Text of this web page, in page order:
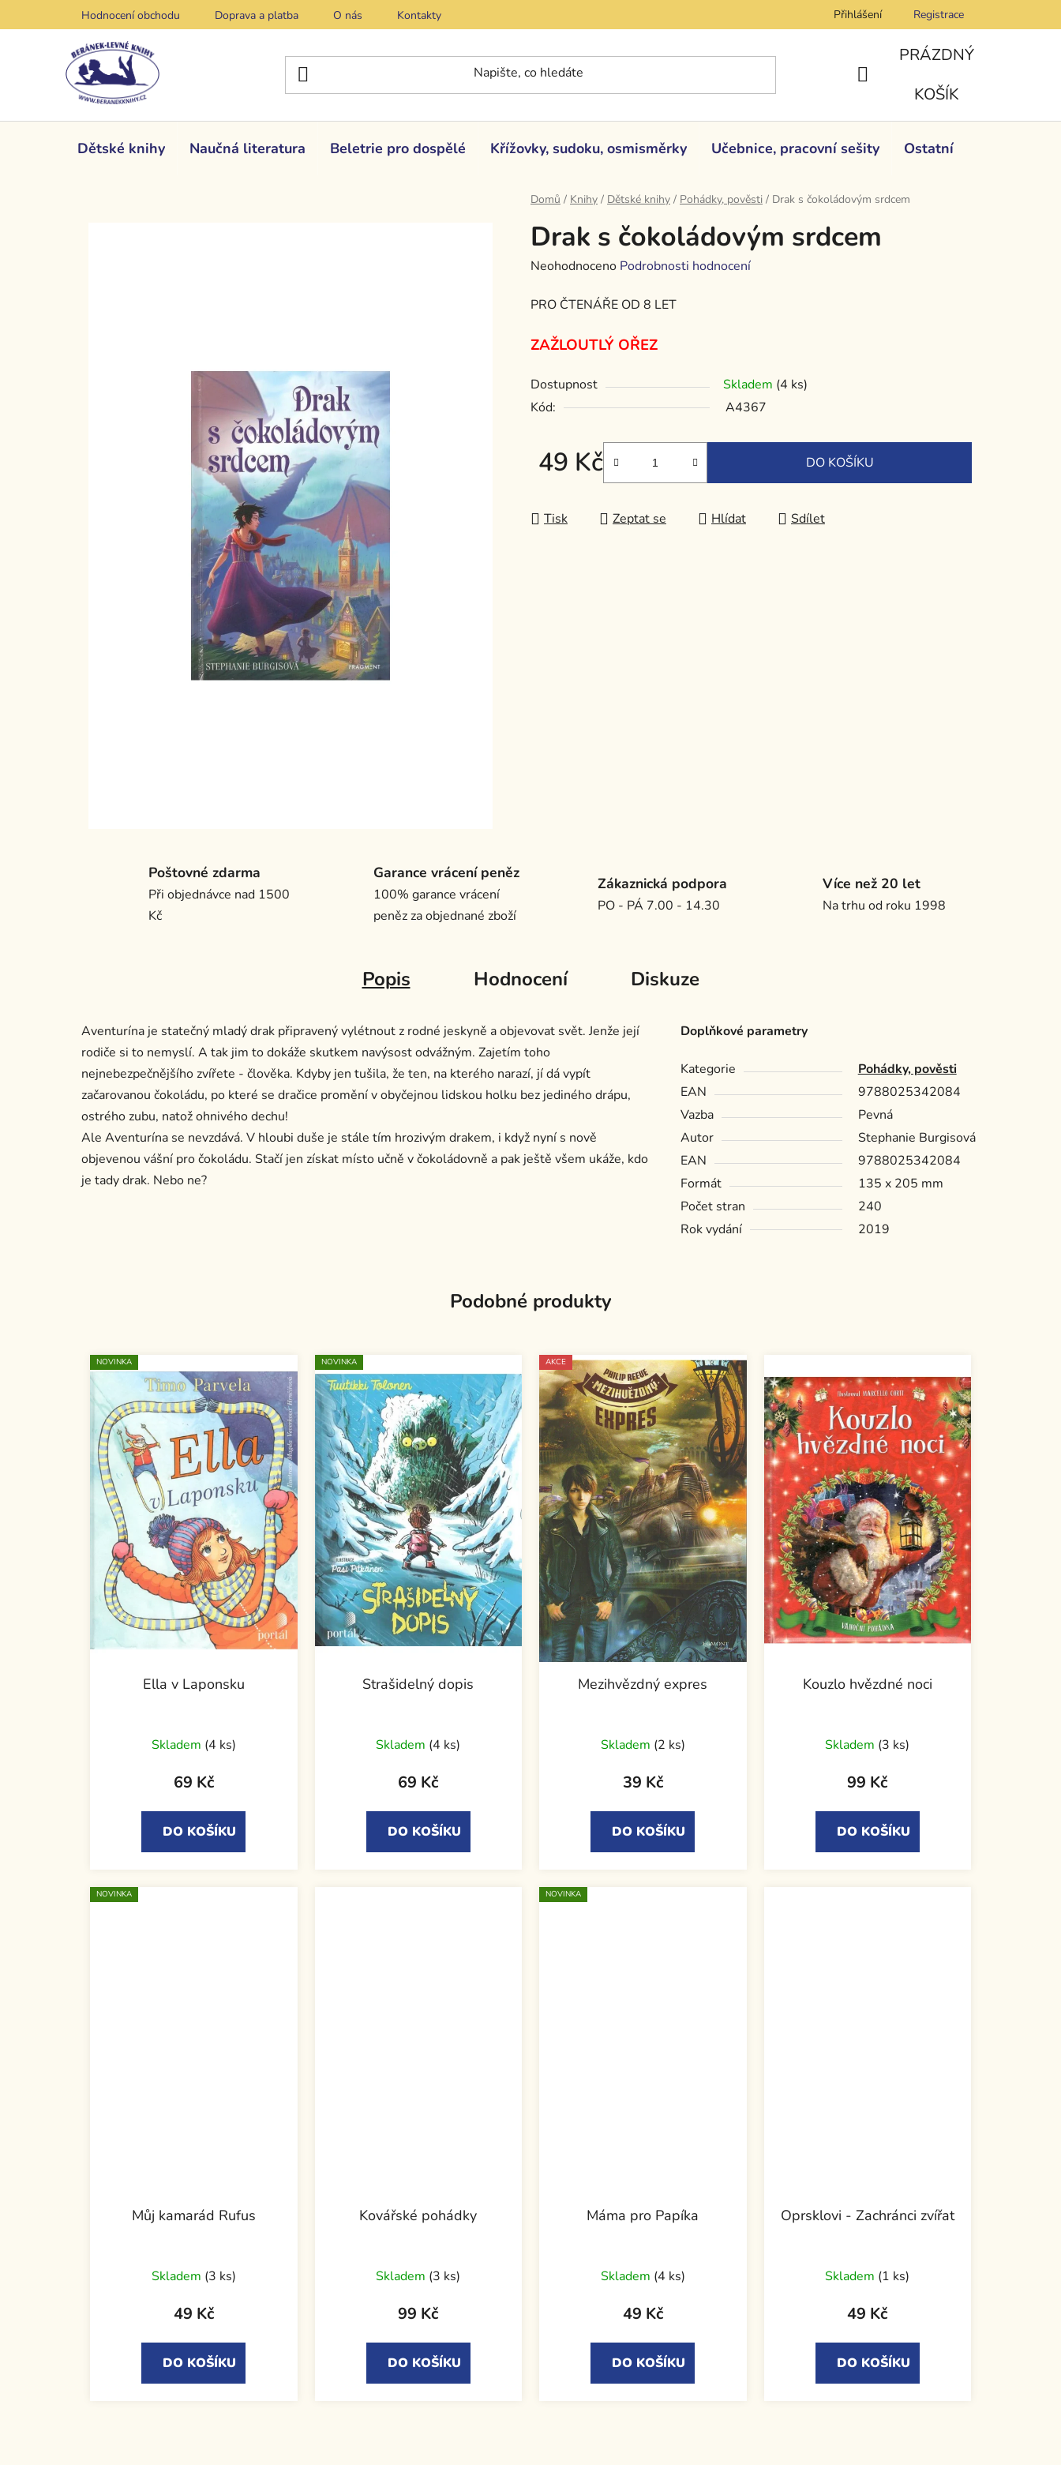
na
Hodnocení obchodu Doprava a platba O nás Kontakty Přihlášení Registrace
NÁKUPNÍ
PRÁZDNÝ
KOŠÍK
Dětské knihy Naučná literatura Beletrie pro dospělé Křížovky, sudoku, osmisměrky Učebnice, pracovní sešity Ostatní
Domů / Knihy / Dětské knihy / Pohádky, pověsti / Drak s čokoládovým srdcem
Drak s čokoládovým srdcem
Průměrné
produktu
0,0
5
hvězdiček.
Neohodnoceno Podrobnosti hodnocení
PRO ČTENÁŘE OD 8 LET
ZAŽLOUTLÝ OŘEZ
Dostupnost Skladem (4 ks)
Kód:
A4367
49 Kč
Měrná cena:
DO KOŠÍKU
Tisk Zeptat se Hlídat Sdílet
Poštovné zdarma
Při objednávce nad 1500
Kč
Garance vrácení peněz
100% garance vrácení
peněz za objednané zboží
Zákaznická podpora
PO - PÁ 7.00 - 14.30
Více než 20 let
Na trhu od roku 1998
Popis Hodnocení Diskuze
Aventurína je statečný mladý drak připravený vylétnout z rodné jeskyně a objevovat svět. Jenže její
rodiče si to nemyslí. A tak jim to dokáže skutkem navýsost odvážným. Zajetím toho
nejnebezpečnějšího zvířete - člověka. Kdyby jen tušila, že ten, na kterého narazí, jí dá vypít
začarovanou čokoládu, po které se dračice promění v obyčejnou lidskou holku bez jediného drápu,
ostrého zubu, natož ohnivého dechu!
Ale Aventurína se nevzdává. V hloubi duše je stále tím hrozivým drakem, i když nyní s nově
objevenou vášní pro čokoládu. Stačí jen získat místo učně v čokoládovně a pak ještě všem ukáže, kdo
je tady drak. Nebo ne?
Doplňkové parametry
Kategorie
Pohádky, pověsti
EAN
9788025342084
Vazba
Pevná
Autor
Stephanie Burgisová
EAN
9788025342084
Formát
135 x 205 mm
Počet stran
240
Rok vydání
2019
Podobné produkty
NOVINKA
Ella v Laponsku
Skladem (4 ks)
69 Kč
DO KOŠÍKU
NOVINKA
Strašidelný dopis
Skladem (4 ks)
69 Kč
DO KOŠÍKU
AKCE
Mezihvězdný expres
Skladem (2 ks)
39 Kč
DO KOŠÍKU
Kouzlo hvězdné noci
Skladem (3 ks)
99 Kč
DO KOŠÍKU
NOVINKA
Můj kamarád Rufus
Skladem (3 ks)
49 Kč
DO KOŠÍKU
Kovářské pohádky
Skladem (3 ks)
99 Kč
DO KOŠÍKU
NOVINKA
Máma pro Papíka
Skladem (4 ks)
49 Kč
DO KOŠÍKU
Oprsklovi - Zachránci zvířat
Skladem (1 ks)
49 Kč
DO KOŠÍKU